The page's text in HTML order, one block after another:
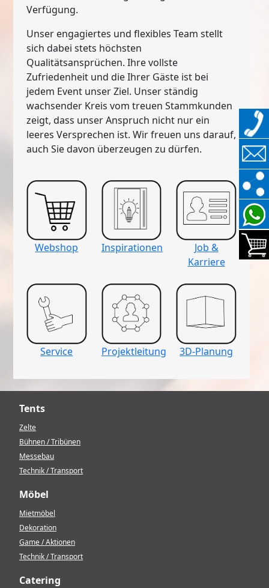
Verfügung.
Unser engagiertes und flexibles Team stellt
sich dabei stets höchsten
Qualitätsansprüchen. Ihre vollste
Zufriedenheit und die Ihrer Gäste ist bei
jedem Event unser Ziel. Unser ständig
wachsender Kreis vom treuen Stammkunden
zeigt, dass unser Anspruch nicht nur ein
leeres Versprechen ist. Wir freuen uns darauf,
auch Sie davon überzeugen zu dürfen.
Webshop Inspirationen
Job &
Karriere
Service Projektleitung 3D-Planung
Tents
Zelte
Bühnen / Tribünen
Messebau
Technik / Transport
Möbel
Mietmöbel
Dekoration
Game / Aktionen
Technik / Transport
Catering